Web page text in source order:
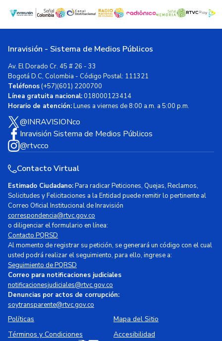
Inravisión - Sistema de Medios Públicos
Av. El Dorado Cr. 45 # 26 - 33
Bogotá D.C, Colombia - Código Postal: 111321
Teléfonos(+57)(601) 2200700
Línea gratuita nacional:018000123414
Horario de atención:Lunes a viernes de 8:00 a.m. a 5:00 p.m.
@INRAVISIONco
Inravisión Sistema de Medios Públicos
@rtvcco
Contacto Virtual
Estimado Ciudadano:Para radicar Peticiones, Quejas, Reclamos,
Solicitudes y Felicitaciones a la Entidad puede remitir lo pertinente al
Correo Oficial Institucional de Inravisión
correspondencia@rtvc.gov.co
o diligenciar el formulario en línea:
Contacto PQRSD
Al momento de registrar su petición, se generará un código con el cual
usted podrá realizar el seguimiento, para ello, ingrese a:
Seguimiento de PQRSD
Correo para notificaciones judiciales
notificacionesjudiciales@rtvc.gov.co
Denuncias por actos de corrupción:
soytransparente@rtvc.gov.co
Políticas
Mapa del Sitio
Términos y Condiciones
Accesibilidad